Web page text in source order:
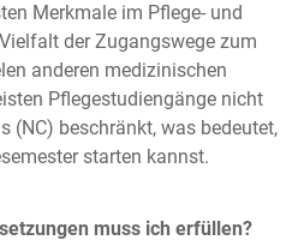
Merkmale im Pflege- und
der Zugangswege zum
anderen medizinischen
Pflegestudiengänge nicht
(NC) beschränkt, was bedeutet,
starten kannst.
muss ich erfüllen?